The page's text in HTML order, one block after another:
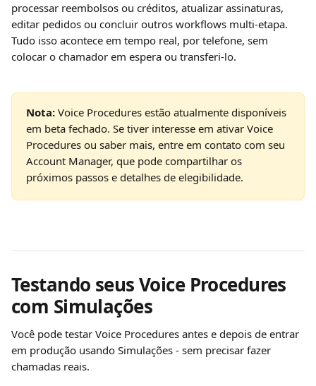
processar reembolsos ou créditos, atualizar assinaturas,
editar pedidos ou concluir outros workflows multi-etapa.
Tudo isso acontece em tempo real, por telefone, sem
colocar o chamador em espera ou transferi-lo.
Nota: Voice Procedures estão atualmente disponíveis
em beta fechado. Se tiver interesse em ativar Voice
Procedures ou saber mais, entre em contato com seu
Account Manager, que pode compartilhar os
próximos passos e detalhes de elegibilidade.
Testando seus Voice Procedures
com Simulações
Você pode testar Voice Procedures antes e depois de entrar
em produção usando Simulações - sem precisar fazer
chamadas reais.